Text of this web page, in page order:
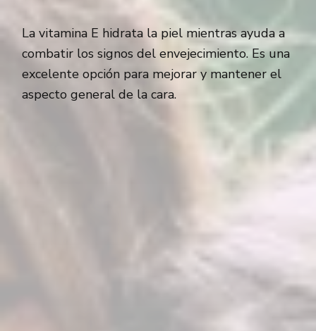
La vitamina E hidrata la piel mientras ayuda a
combatir los signos del envejecimiento. Es una
excelente opción para mejorar y mantener el
aspecto general de la cara.